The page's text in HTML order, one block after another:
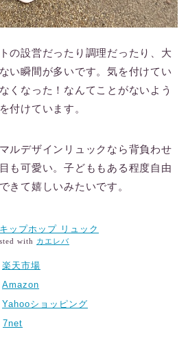
の設営だったり調理だったり、大
い瞬間が多いです。気を付けてい
くなった！なんてことがないよう
付けています。
ルデザインリュックなら背負わせ
も可愛い。子どももある程度自由
きて嬉しいみたいです。
ップホップ リュック
with カエレバ
楽天市場
Amazon
Yahooショッピング
7net